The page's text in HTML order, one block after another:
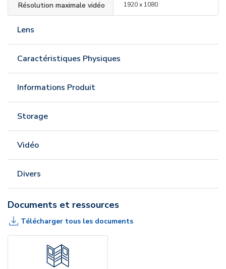
Résolution maximale vidéo 1920 x 1080
Lens
Caractéristiques Physiques
Informations Produit
Storage
Vidéo
Divers
Documents et ressources
Télécharger tous les documents